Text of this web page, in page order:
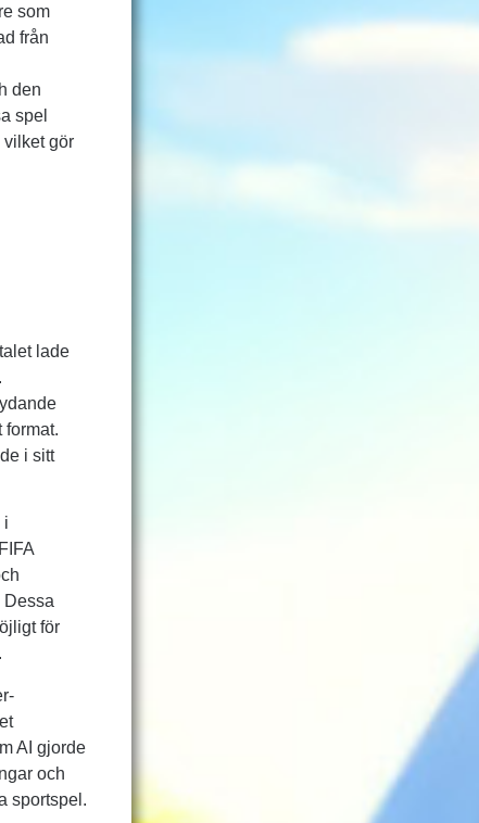
som
från
den
spel
vilket gör
lade
format.
i sitt
i
Dessa
för
AI gjorde
och
sportspel.